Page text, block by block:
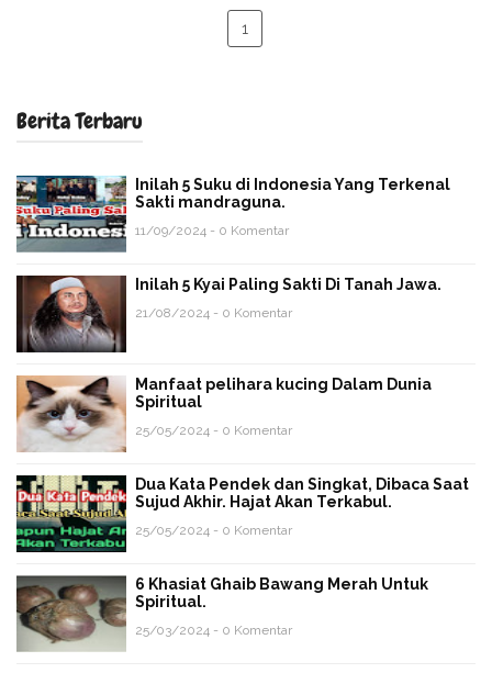
1
Berita Terbaru
Inilah 5 Suku di Indonesia Yang Terkenal
Sakti mandraguna.
11/09/2024 - 0 Komentar
Inilah 5 Kyai Paling Sakti Di Tanah Jawa.
21/08/2024 - 0 Komentar
Manfaat pelihara kucing Dalam Dunia
Spiritual
25/05/2024 - 0 Komentar
Dua Kata Pendek dan Singkat, Dibaca Saat
Sujud Akhir. Hajat Akan Terkabul.
25/05/2024 - 0 Komentar
6 Khasiat Ghaib Bawang Merah Untuk
Spiritual.
25/03/2024 - 0 Komentar